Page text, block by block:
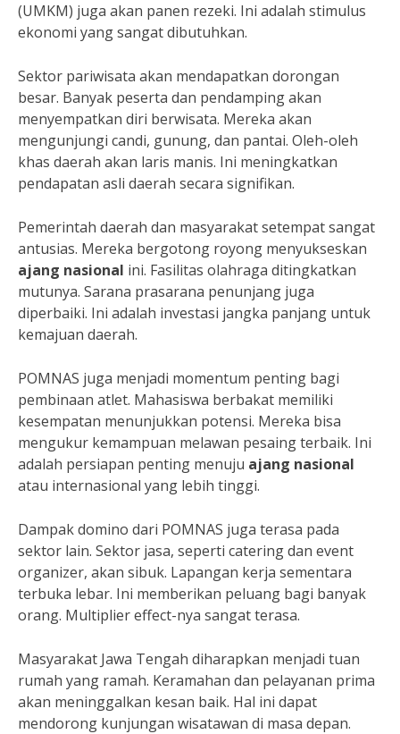
(UMKM) juga akan panen rezeki. Ini adalah stimulus
ekonomi yang sangat dibutuhkan.
Sektor pariwisata akan mendapatkan dorongan
besar. Banyak peserta dan pendamping akan
menyempatkan diri berwisata. Mereka akan
mengunjungi candi, gunung, dan pantai. Oleh-oleh
khas daerah akan laris manis. Ini meningkatkan
pendapatan asli daerah secara signifikan.
Pemerintah daerah dan masyarakat setempat sangat
antusias. Mereka bergotong royong menyukseskan
ajang nasional ini. Fasilitas olahraga ditingkatkan
mutunya. Sarana prasarana penunjang juga
diperbaiki. Ini adalah investasi jangka panjang untuk
kemajuan daerah.
POMNAS juga menjadi momentum penting bagi
pembinaan atlet. Mahasiswa berbakat memiliki
kesempatan menunjukkan potensi. Mereka bisa
mengukur kemampuan melawan pesaing terbaik. Ini
adalah persiapan penting menuju ajang nasional
atau internasional yang lebih tinggi.
Dampak domino dari POMNAS juga terasa pada
sektor lain. Sektor jasa, seperti catering dan event
organizer, akan sibuk. Lapangan kerja sementara
terbuka lebar. Ini memberikan peluang bagi banyak
orang. Multiplier effect-nya sangat terasa.
Masyarakat Jawa Tengah diharapkan menjadi tuan
rumah yang ramah. Keramahan dan pelayanan prima
akan meninggalkan kesan baik. Hal ini dapat
mendorong kunjungan wisatawan di masa depan.